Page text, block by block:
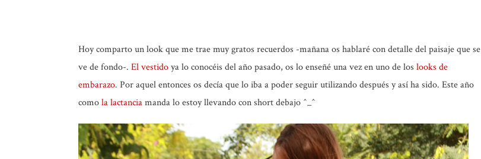
Hoy comparto un look que me trae muy gratos recuerdos -mañana os hablaré con detalle del paisaje que se
ve de fondo-. El vestidoya lo conocéis del año pasado, os lo enseñé una vez en uno de los looks de
embarazo. Por aquel entonces os decía que lo iba a poder seguir utilizando después y así ha sido. Este año
comola lactanciamanda lo estoy llevando con short debajo ^_^